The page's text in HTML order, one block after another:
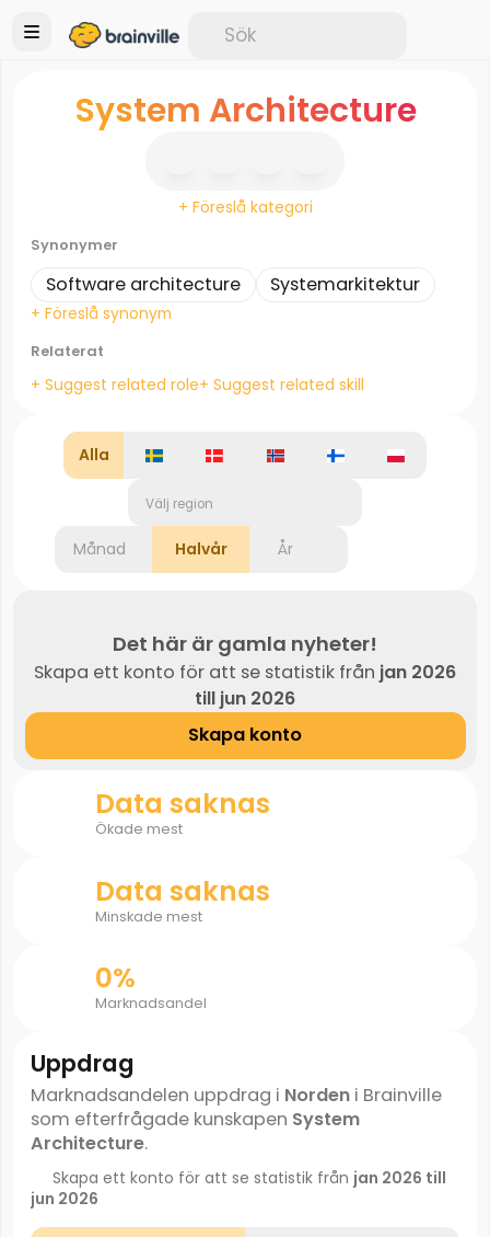
System Architecture
+ Föreslå kategori
Synonymer
Software architecture Systemarkitektur
+ Föreslå synonym
Relaterat
+ Suggest related role+ Suggest related skill
Alla
Välj region
Månad Halvår År
Det här är gamla nyheter!
Skapa ett konto för att se statistik från jan 2026
till jun 2026
Skapa konto
Data saknas
Ökade mest
Data saknas
Minskade mest
0%
Marknadsandel
Uppdrag
Marknadsandelen uppdrag i Nordeni Brainville
som efterfrågade kunskapen System
Architecture.
Skapa ett konto för att se statistik från jan 2026 till
jun 2026